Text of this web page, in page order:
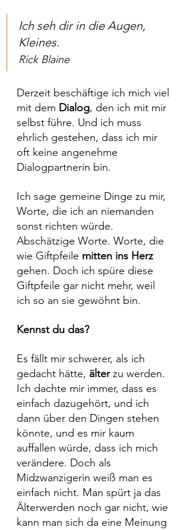
Ich seh dir in die Augen,
Kleines.
Rick Blaine
Derzeit beschäftige ich mich viel
mit dem Dialog, den ich mit mir
selbst führe. Und ich muss
ehrlich gestehen, dass ich mir
oft keine angenehme
Dialogpartnerin bin.
Ich sage gemeine Dinge zu mir,
Worte, die ich an niemanden
sonst richten würde.
Abschätzige Worte. Worte, die
wie Giftpfeile mitten ins Herz
gehen. Doch ich spüre diese
Giftpfeile gar nicht mehr, weil
ich so an sie gewöhnt bin.
Kennst du das?
Es fällt mir schwerer, als ich
gedacht hätte, älter zu werden.
Ich dachte mir immer, dass es
einfach dazugehört, und ich
dann über den Dingen stehen
könnte, und es mir kaum
auffallen würde, dass ich mich
verändere. Doch als
Midzwanzigerin weiß man es
einfach nicht. Man spürt ja das
Älterwerden noch gar nicht, wie
kann man sich da eine Meinung